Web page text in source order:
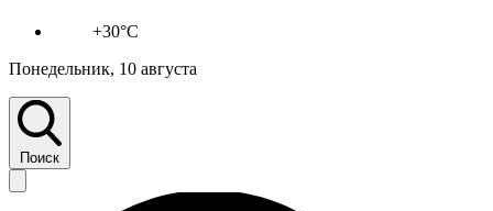
+30°C
Понедельник, 10 августа
Поиск